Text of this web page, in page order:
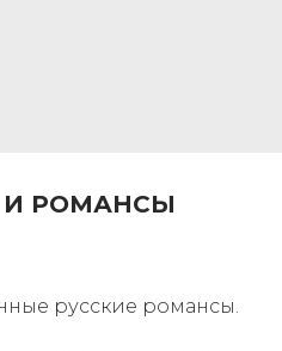
И РОМАНСЫ
русские романсы.